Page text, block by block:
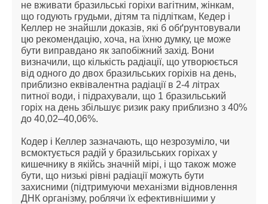
не вживати бразильські горіхи вагітним, жінкам,
що годують грудьми, дітям та підліткам, Кедер і
Келлер не знайшли доказів, які б обґрунтовували
цю рекомендацію, хоча, на їхню думку, це може
бути виправдано як запобіжний захід. Вони
визначили, що кількість радіації, що утворюється
від одного до двох бразильських горіхів на день,
приблизно еквівалентна радіації в 2-4 літрах
питної води, і підрахували, що 1 бразильський
горіх на день збільшує ризик раку приблизно з 40%
до 40,02–40,06%.
Кодер і Келлер зазначають, що незрозуміло, чи
всмоктується радій у бразильських горіхах у
кишечнику в якійсь значній мірі, і що також може
бути, що низькі рівні радіації можуть бути
захисними (підтримуючи механізми відновлення
ДНК організму, роблячи їх ефективнішими у